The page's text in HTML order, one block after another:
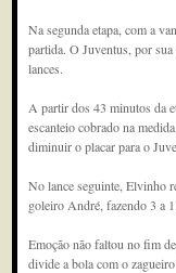
Na segunda etapa, com a
partida. O Juventus, por
lances.
A partir dos 43 minutos da
escanteio cobrado na
diminuir o placar para o
No lance seguinte, Elvinho
goleiro André, fazendo 3 a
Emoção não faltou no fim
divide a bola com o